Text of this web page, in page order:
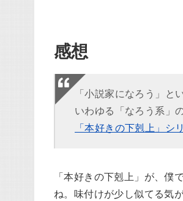
感想
「小説家になろう」と
いわゆる「なろう系」
「本好きの下剋上」
「本好きの下剋上」が、
ね。味付けが少し似てる気